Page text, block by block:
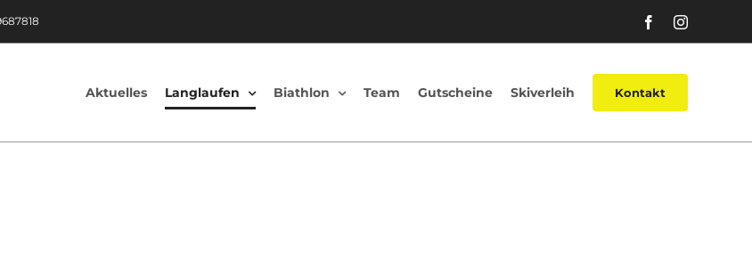
FacebookInstagram
Aktuelles Langlaufen Biathlon Team Gutscheine Skiverleih Kontakt